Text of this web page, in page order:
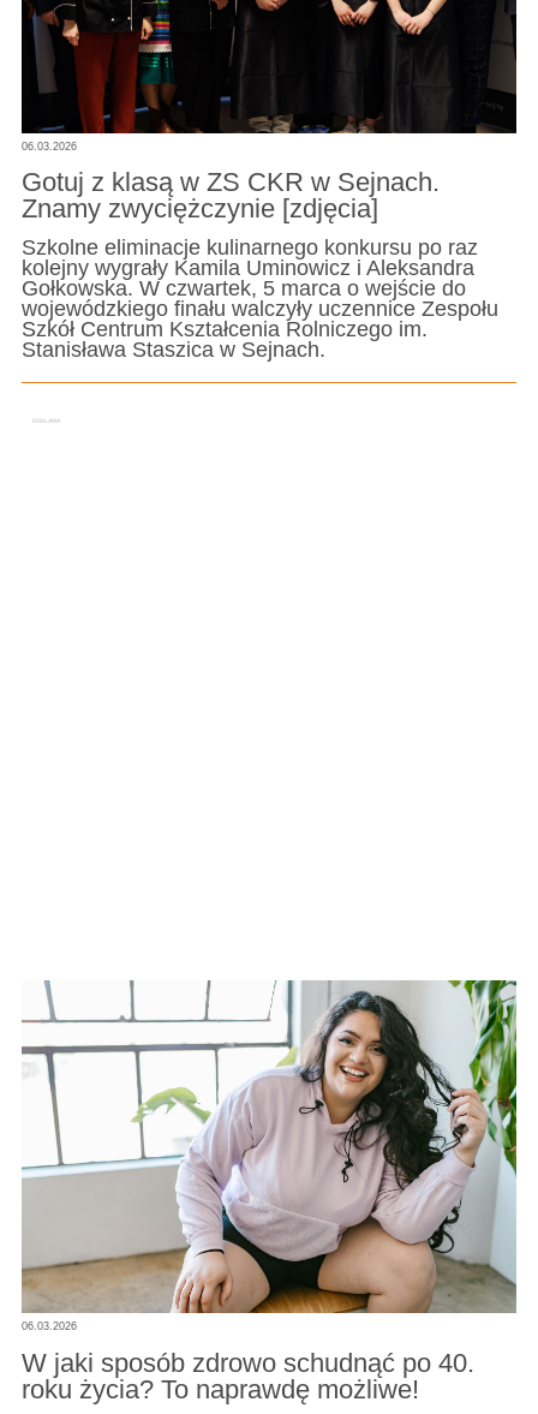
06.03.2026
Gotuj z klasą w ZS CKR w Sejnach.
Znamy zwyciężczynie [zdjęcia]
Szkolne eliminacje kulinarnego konkursu po raz
kolejny wygrały Kamila Uminowicz i Aleksandra
Gołkowska. W czwartek, 5 marca o wejście do
wojewódzkiego finału walczyły uczennice Zespołu
Szkół Centrum Kształcenia Rolniczego im.
Stanisława Staszica w Sejnach.
06.03.2026
W jaki sposób zdrowo schudnąć po 40.
roku życia? To naprawdę możliwe!